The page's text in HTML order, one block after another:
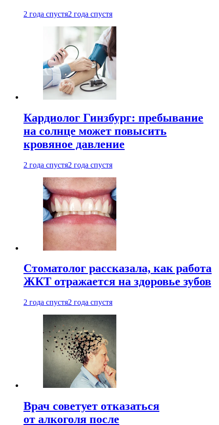
2 года спустя2 года спустя
Кардиолог Гинзбург: пребывание
на солнце может повысить
кровяное давление
2 года спустя2 года спустя
Стоматолог рассказала, как работа
ЖКТ отражается на здоровье зубов
2 года спустя2 года спустя
Врач советует отказаться
от алкоголя после